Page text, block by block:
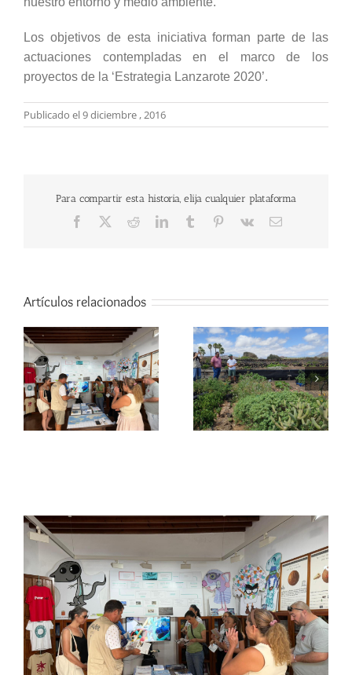
Los objetivos de esta iniciativa forman parte de las
actuaciones contempladas en el marco de los
proyectos de la ‘Estrategia Lanzarote 2020’.
Publicado el 9 diciembre , 2016
Para compartir esta historia, elija cualquier plataforma
Facebook RedditLinkedInTumblr Pinterest
Vk
Correo
Artículos relacionados